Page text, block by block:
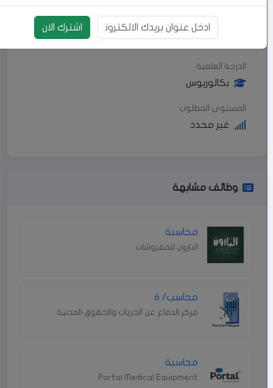
الدرجة العلمية
بكالوريوس
المستوى المطلوب
غير محدد
وظائف مشابهة
محاسبة
البارون للمفروشات
محاسب/ ة
مركز الدفاع عن الحريات والحقوق المدنية
محاسبة
Portal Medical Equipment
بريد الالكتروني
اشترك الان